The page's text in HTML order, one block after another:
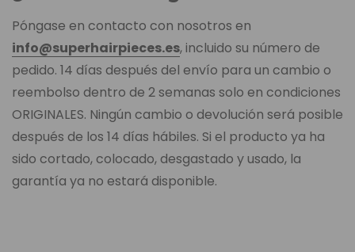
Póngase en contacto con nosotros en
info@superhairpieces.es, incluido su número de
pedido. 14 días después del envío para un cambio o
reembolso dentro de 2 semanas solo en condiciones
ORIGINALES. Ningún cambio o devolución será posible
después de los 14 días hábiles. Si el producto ya ha
sido cortado, colocado, desgastado y usado, la
garantía ya no estará disponible.